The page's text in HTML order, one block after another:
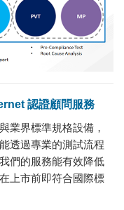
認證顧問服務
業界標準規格設備，
透過專業的測試流程
們的服務能有效降低
上市前即符合國際標